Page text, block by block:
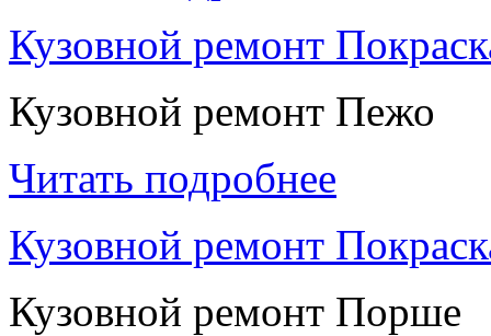
Кузовной ремонт
Кузовной ремонт Пежо
Читать подробнее
Кузовной ремонт
Кузовной ремонт Порше